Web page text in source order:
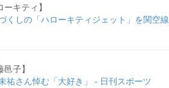
キティ】
くしの「ハローキティジェット」を関空線
子】
祐さん悼む「大好き」 - 日刊スポーツ